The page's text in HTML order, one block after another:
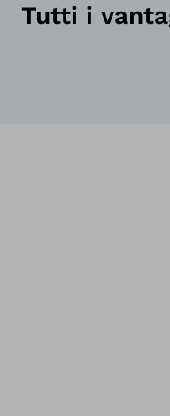
Tutti i